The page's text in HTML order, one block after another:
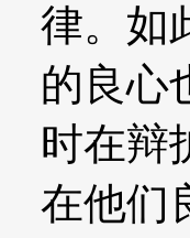
律。如
的良心
时在辩
在他们